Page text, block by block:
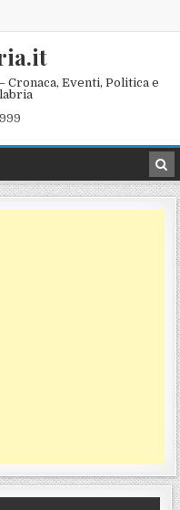
Cronaca, Eventi, Politica e